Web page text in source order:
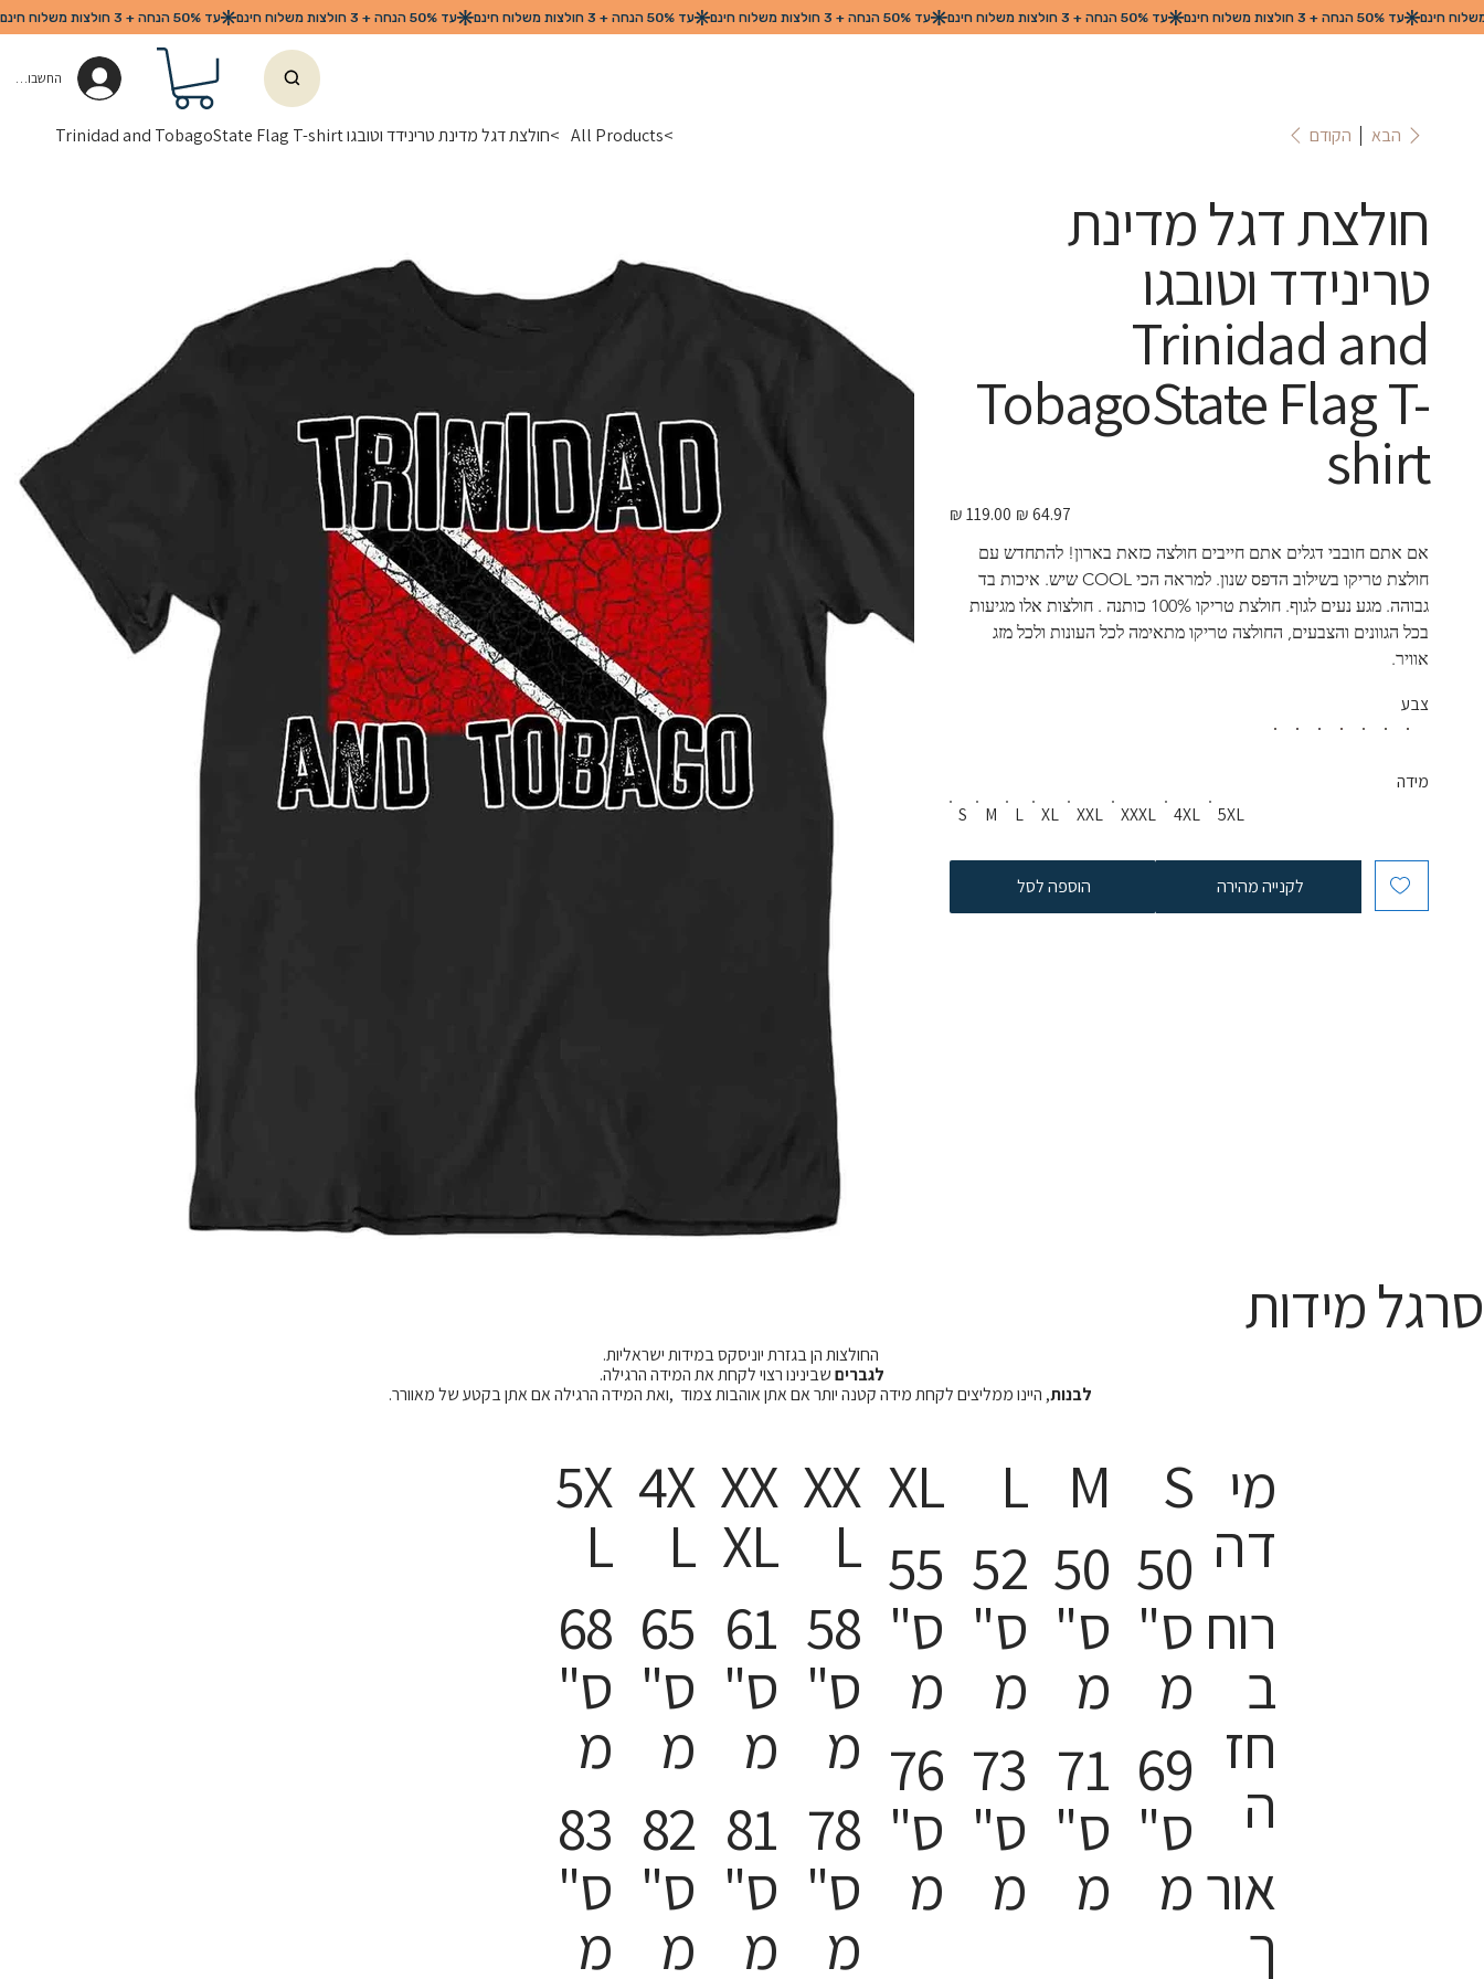
החשבון שלי
>
All Products
>חולצת דגל מדינת טרינידד וטובגו Trinidad and TobagoState Flag T-shirt הקודם הבא
חולצת דגל מדינת
טרינידד וטובגו
Trinidad and
TobagoState Flag T-
shirt
מחיר
מקורי
מחיר
מבצע
אם אתם חובבי דגלים אתם חייבים חולצה כזאת בארון! להתחדש עם
חולצת טריקו בשילוב הדפס שנון. למראה הכי COOL שיש. איכות בד
גבוהה. מגע נעים לגוף. חולצת טריקו 100% כותנה . חולצות אלו מגיעות
בכל הגוונים והצבעים, החולצה טריקו מתאימה לכל העונות ולכל מזג
אוויר.
צבע
S M L XL XXL XXXL 4XL 5XL
מידה
הוספה לסל לקנייה מהירה
סרגל מידות
החולצות הן בגזרת יוניסקס במידות ישראליות.
לגבריםשבינינו רצוי לקחת את המידה הרגילה.
לבנות, היינו ממליצים לקחת מידה קטנה יותר אם אתן אוהבות צמוד ,ואת המידה הרגילה אם אתן בקטע של מאוורר.
5X
L
68
ס"
מ
83
ס"
מ
4X
L
65
ס"
מ
82
ס"
מ
XX
XL
61
ס"
מ
81
ס"
מ
XX
L
58
ס"
מ
78
ס"
מ
XL
55
ס"
מ
76
ס"
מ
L
52
ס"
מ
73
ס"
מ
M
50
ס"
מ
71
ס"
מ
S
50
ס"
מ
69
ס"
מ
מי
דה
רוח
ב
חז
ה
אור
ך